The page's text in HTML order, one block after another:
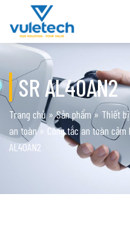
SR AL40AN2
Trang chủ»Sản phẩm» Thiết
an toàn» Công tắc an toàn
AL40AN2